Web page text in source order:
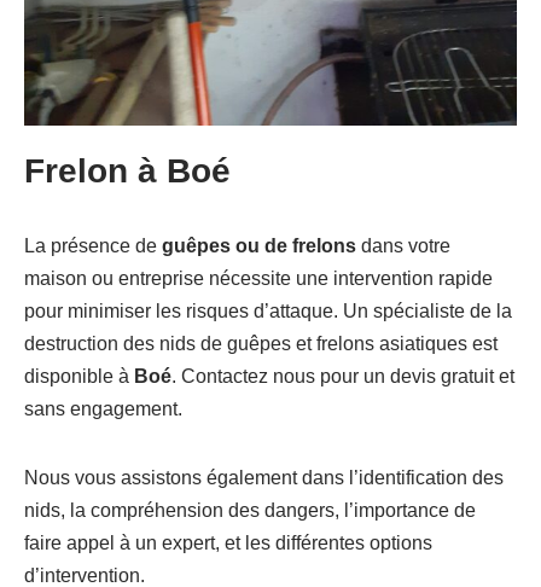
Frelon à Boé
La présence de guêpes ou de frelons dans votre
maison ou entreprise nécessite une intervention rapide
pour minimiser les risques d’attaque. Un spécialiste de la
destruction des nids de guêpes et frelons asiatiques est
disponible à Boé. Contactez nous pour un devis gratuit et
sans engagement.
Nous vous assistons également dans l’identification des
nids, la compréhension des dangers, l’importance de
faire appel à un expert, et les différentes options
d’intervention.